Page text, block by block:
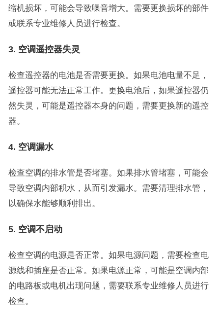
缩机损坏，可能会导致噪音增大。需要更换损坏的部件
或联系专业维修人员进行检查。
3. 空调遥控器失灵
检查遥控器的电池是否需要更换。如果电池电量不足，
遥控器可能无法正常工作。更换电池后，如果遥控器仍
然失灵，可能是遥控器本身的问题，需要更换新的遥控
器。
4. 空调漏水
检查空调的排水管是否堵塞。如果排水管堵塞，可能会
导致空调内部积水，从而引发漏水。需要清理排水管，
以确保水能够顺利排出。
5. 空调不启动
检查空调的电源是否正常。如果电源问题，需要检查电
源线和插座是否正常。如果电源正常，可能是空调内部
的电路板或电机出现问题，需要联系专业维修人员进行
检查。